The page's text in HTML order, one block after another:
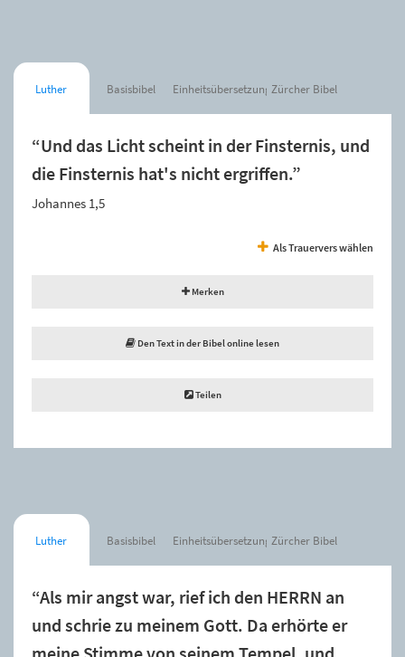
Luther Basisbibel Einheitsübersetzung Zürcher Bibel
“Und das Licht scheint in der Finsternis, und
die Finsternis hat's nicht ergriffen.”
Johannes 1,5
Als Trauervers wählen
Merken
Den Text in der Bibel online lesen
Teilen
Luther Basisbibel Einheitsübersetzung Zürcher Bibel
“Als mir angst war, rief ich den HERRN an
und schrie zu meinem Gott. Da erhörte er